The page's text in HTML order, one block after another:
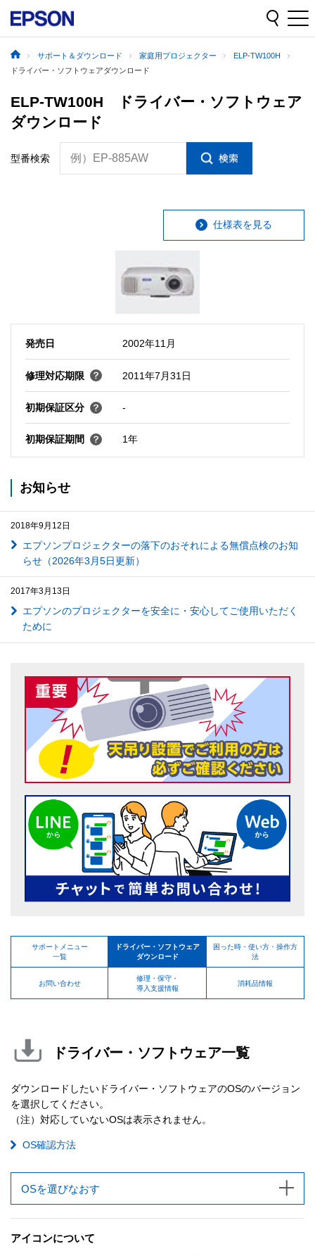
サポート＆ダウンロード 家庭用プロジェクター
ELP-TW100H
ドライバー・ソフトウェアダウンロード
ELP-TW100H ドライバー・ソフトウェア
ダウンロード
型番検索 例）EP-885AW
仕様表を見る
発売日 2002年11月
修理対応期限 2011年7月31日
初期保証区分 -
初期保証期間 1年
お知らせ
2018年9月12日
エプソンプロジェクターの落下のおそれによる無償点検のお知
らせ（2026年3月5日更新）
2017年3月13日
エプソンのプロジェクターを安全に・安心してご使用いただく
ために
サポートメニュー
一覧
ドライバー・ソフトウェア
ダウンロード
困った時・使い方・操作方
法
お問い合わせ
修理・保守・
導入支援情報
消耗品情報
ドライバー・ソフトウェア一覧
ダウンロードしたいドライバー・ソフトウェアのOSのバージョン
を選択してください。
（注）対応していないOSは表示されません。
OS確認方法
OSを選びなおす
アイコンについて